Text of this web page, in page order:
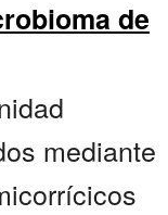
de
mediante